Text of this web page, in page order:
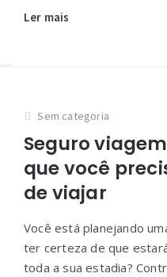
Ler mais
Sem categoria
Seguro
que você
de viajar
Você está planejando
ter certeza de que
toda a sua estadia?